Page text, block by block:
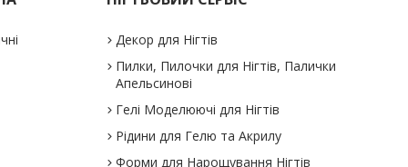
Декор для Нігтів
Пилки, Пилочки для Нігтів, Палички
Апельсинові
Гелі Моделюючі для Нігтів
Рідини для Гелю та Акрилу
Форми для Нарощування Нігтів